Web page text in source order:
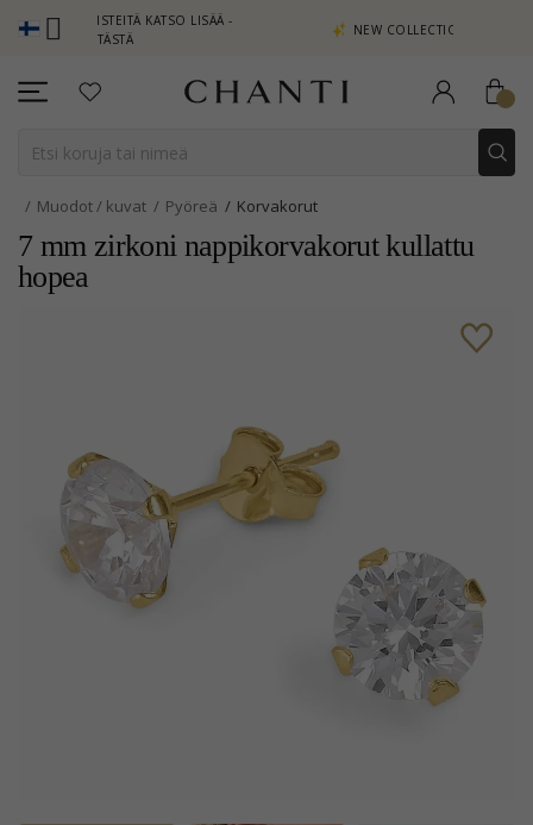
PISTEITÄ KATSO LISÄÄ -
TÄSTÄ
NEW COLLECTION | AURA
Muodot / kuvat Pyöreä Korvakorut
7 mm zirkoni nappikorvakorut kullattu
hopea